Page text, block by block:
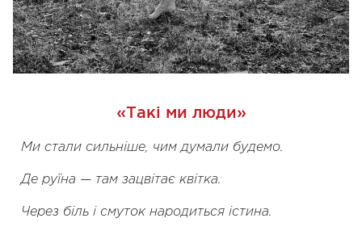
«Такі ми люди»
Ми стали сильніше, чим думали будемо.
Де руїна — там зацвітає квітка.
Через біль і смуток народиться істина.